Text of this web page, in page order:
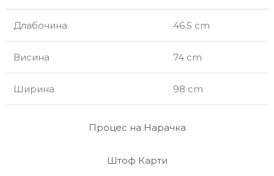
Процес на Нарачка
Штоф Карти
Длабочина 46.5 cm
Висина 74 cm
Ширина 98 cm